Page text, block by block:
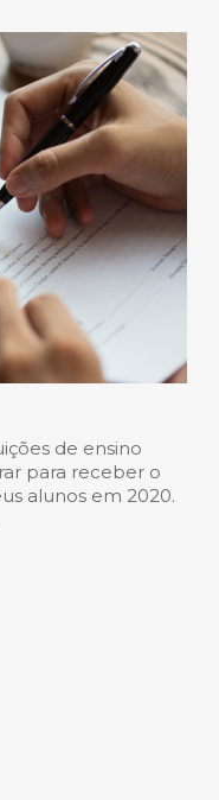
de ensino
para receber o
alunos em 2020.